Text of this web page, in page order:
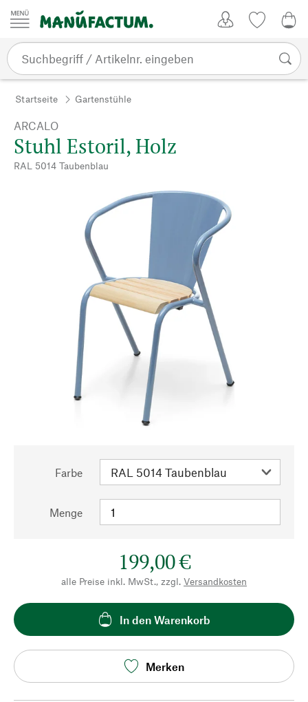
Zum Inhalt springen
Startseite Gartenstühle
ARCALO
Stuhl Estoril, Holz
RAL 5014 Taubenblau
Farbe
Menge
199,00 €
alle Preise inkl. MwSt., zzgl. Versandkosten
In den Warenkorb
Merken